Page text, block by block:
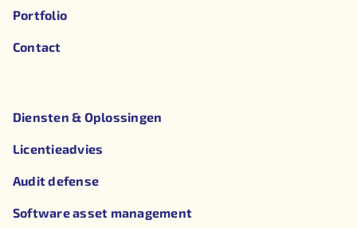
Portfolio
Contact
Diensten & Oplossingen
Licentieadvies
Audit defense
Software asset management